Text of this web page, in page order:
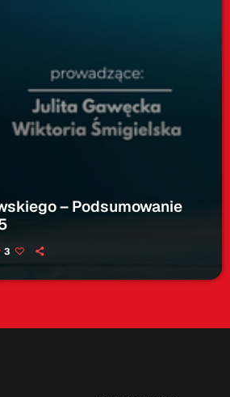
– Podsumowanie
3